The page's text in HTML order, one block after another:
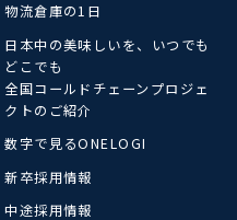
物流倉庫の1日
日本中の美味しいを、いつでも
どこでも
全国コールドチェーンプロジェ
クトのご紹介
数字で見るONELOGI
新卒採用情報
中途採用情報